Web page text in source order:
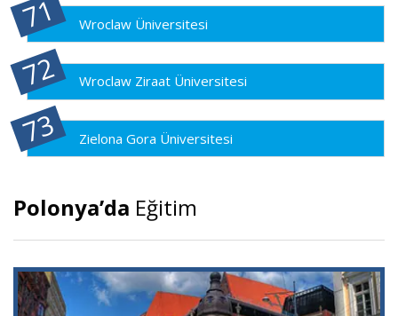
Wroclaw Üniversitesi
Wroclaw Ziraat Üniversitesi
Zielona Gora Üniversitesi
Polonya’da Eğitim